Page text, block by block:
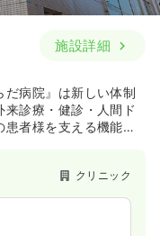
詳細を見る
施設詳細
だ病院』は新しい体制
診療・健診・人間ド
者様を支える機能を
クリニック